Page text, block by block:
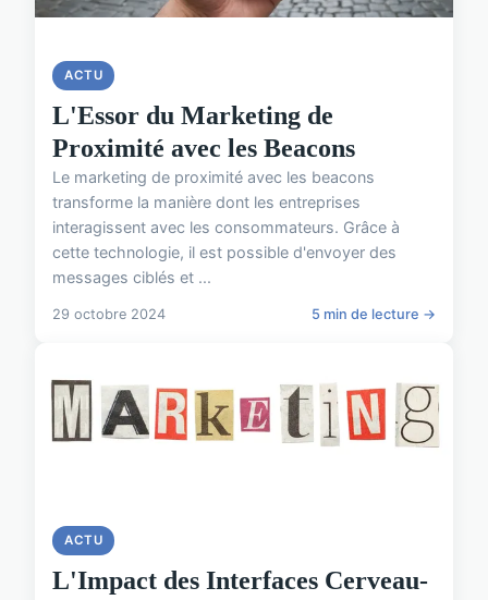
ACTU
L'Essor du Marketing de
Proximité avec les Beacons
Le marketing de proximité avec les beacons
transforme la manière dont les entreprises
interagissent avec les consommateurs. Grâce à
cette technologie, il est possible d'envoyer des
messages ciblés et ...
29 octobre 2024 5 min de lecture →
ACTU
L'Impact des Interfaces Cerveau-